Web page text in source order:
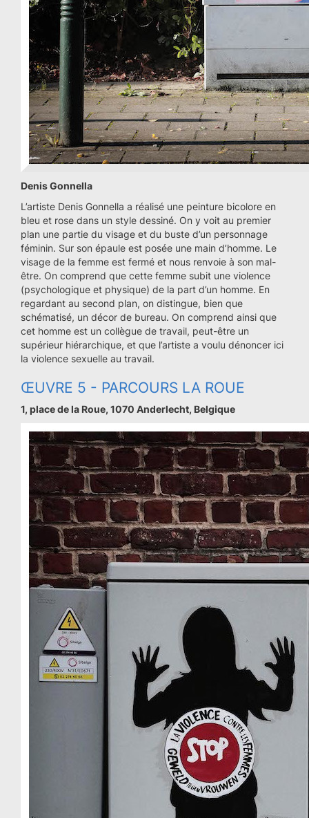
Denis Gonnella
L’artiste Denis Gonnella a réalisé une peinture bicolore en
bleu et rose dans un style dessiné. On y voit au premier
plan une partie du visage et du buste d’un personnage
féminin. Sur son épaule est posée une main d’homme. Le
visage de la femme est fermé et nous renvoie à son mal-
être. On comprend que cette femme subit une violence
(psychologique et physique) de la part d’un homme. En
regardant au second plan, on distingue, bien que
schématisé, un décor de bureau. On comprend ainsi que
cet homme est un collègue de travail, peut-être un
supérieur hiérarchique, et que l’artiste a voulu dénoncer ici
la violence sexuelle au travail.
ŒUVRE 5 - PARCOURS LA ROUE
1, place de la Roue, 1070 Anderlecht, Belgique